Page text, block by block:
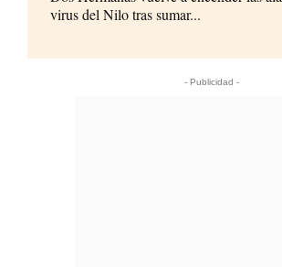
virus del Nilo tras sumar...
- Publicidad -